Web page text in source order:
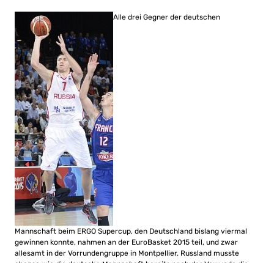
Alle drei Gegner der deutschen
Mannschaft beim ERGO Supercup, den Deutschland bislang viermal
gewinnen konnte, nahmen an der EuroBasket 2015 teil, und zwar
allesamt in der Vorrundengruppe in Montpellier. Russland musste